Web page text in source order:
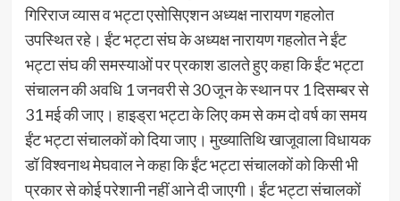
गिरिराज व्यास व भट्टा एसोसिएशन अध्यक्ष नारायण गहलोत
उपस्थित रहे। ईंट भट्टा संघ के अध्यक्ष नारायण गहलोत ने ईंट
भट्टा संघ की समस्याओं पर प्रकाश डालते हुए कहा कि ईंट भट्टा
संचालन की अवधि 1 जनवरी से 30 जून के स्थान पर 1 दिसम्बर से
31 मई की जाए। हाइड्रा भट्टा के लिए कम से कम दो वर्ष का समय
ईंट भट्टा संचालकों को दिया जाए। मुख्यातिथि खाजूवाला विधायक
डॉ विश्वनाथ मेघवाल ने कहा कि ईंट भट्टा संचालकों को किसी भी
प्रकार से कोई परेशानी नहीं आने दी जाएगी। ईंट भट्टा संचालकों